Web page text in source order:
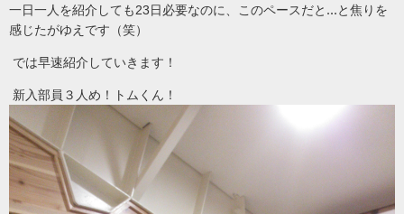
一日一人を紹介しても23日必要なのに、このペースだと…と焦りを
感じたがゆえです（笑）
では早速紹介していきます！
新入部員３人め！トムくん！